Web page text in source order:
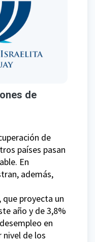
de
de
países pasan
En
además,
que proyecta un
año y de 3,8%
en
nivel de los